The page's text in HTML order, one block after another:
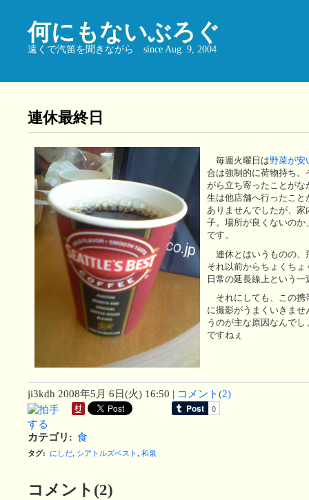
何にもないぶろぐ
遠くで汽笛を聞きながら since Aug. 9, 2004
連休最終日
毎週火曜日は野菜が安
合は強制的に荷物持ち
がら立ち寄ったことがな
生は他店舗へ行ったこ
ありませんでしたが、
子。場所が良くないの
です。
連休とはいうものの、
それ以前からちょくち
日常の延長線上という一
それにしても、この携
に撮影がうまくいきま
うのが主な原因なんで
ですねぇ
ji3kdh 2008年5月 6日(火) 16:50 | コメント(2)
カテゴリ : 食
タグ: にしだ, シアトルズベスト 和泉
コメント(2)